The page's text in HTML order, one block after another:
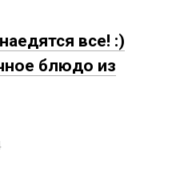
все! :)
блюдо из